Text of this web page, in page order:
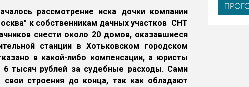
рассмотрение иска дочки компании
к собственникам дачных участков СНТ
снести около 20 домов, оказавшиеся
станции в Хотьковском городском
в какой-либо компенсации, а юристы
тысяч рублей за судебные расходы. Сами
строения до конца, так как обладают